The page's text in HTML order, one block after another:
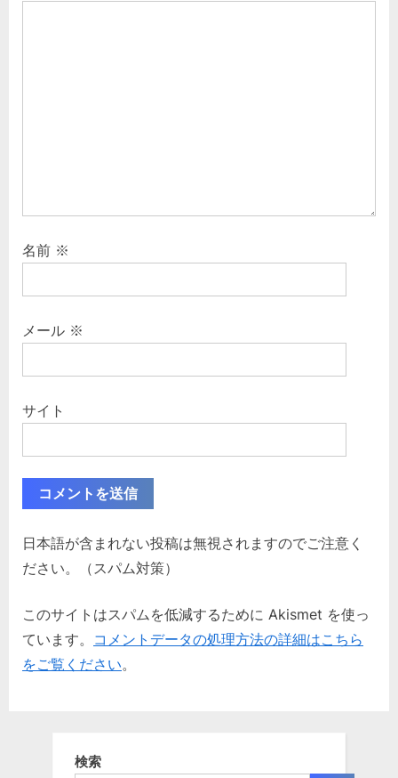
名前 ※
メール ※
サイト
日本語が含まれない投稿は無視されますのでご注意く
ださい。（スパム対策）
このサイトはスパムを低減するために Akismet を使っ
ています。 コメントデータの処理方法の詳細はこちら
をご覧ください。
検索